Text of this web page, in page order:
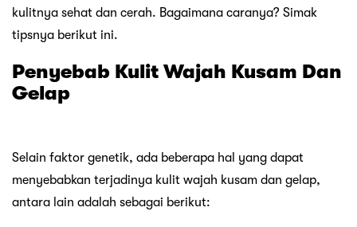
kulitnya sehat dan cerah. Bagaimana caranya? Simak
tipsnya berikut ini.
Penyebab Kulit Wajah Kusam Dan
Gelap
Selain faktor genetik, ada beberapa hal yang dapat
menyebabkan terjadinya kulit wajah kusam dan gelap,
antara lain adalah sebagai berikut: